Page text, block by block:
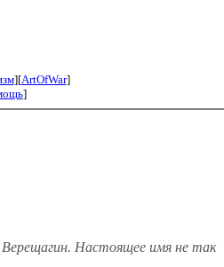
][ArtOfWar]
]
Настоящее имя не так